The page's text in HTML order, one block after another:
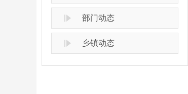
部门动态
乡镇动态